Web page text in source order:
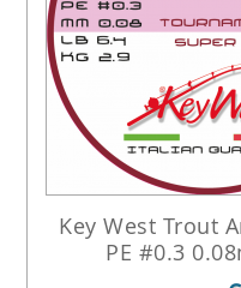
Key West Trout
PE #0.3